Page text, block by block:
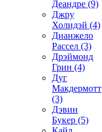
Деандре (9)
Джру
Холидэй (4)
Дианжело
Рассел (3)
Дрэймонд
Грин (4)
Дуг
Макдермотт
(3)
Дэвин
Букер (5)